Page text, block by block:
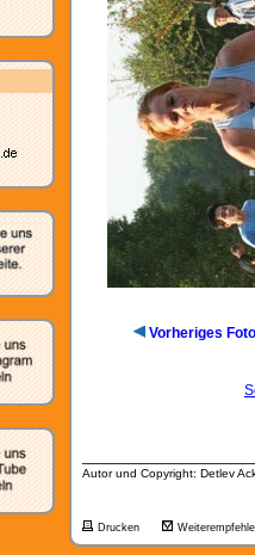
Vorheriges Foto
Autor und Copyright: Detlev
Drucken